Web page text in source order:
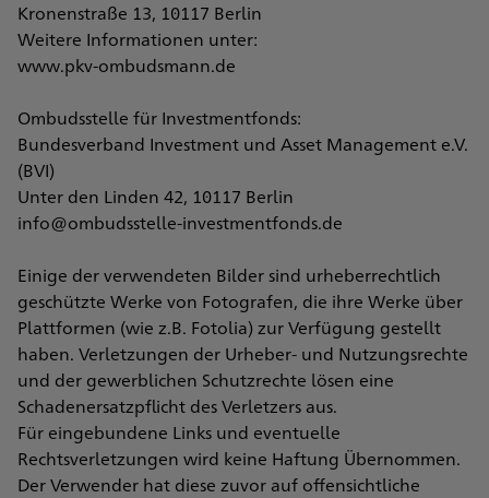
Kronenstraße 13, 10117 Berlin
Weitere Informationen unter:
www.pkv-ombudsmann.de
Ombudsstelle für Investmentfonds:
Bundesverband Investment und Asset Management e.V.
(BVI)
Unter den Linden 42, 10117 Berlin
info@ombudsstelle-investmentfonds.de
Einige der verwendeten Bilder sind urheberrechtlich
geschützte Werke von Fotografen, die ihre Werke über
Plattformen (wie z.B. Fotolia) zur Verfügung gestellt
haben. Verletzungen der Urheber- und Nutzungsrechte
und der gewerblichen Schutzrechte lösen eine
Schadenersatzpflicht des Verletzers aus.
Für eingebundene Links und eventuelle
Rechtsverletzungen wird keine Haftung Übernommen.
Der Verwender hat diese zuvor auf offensichtliche